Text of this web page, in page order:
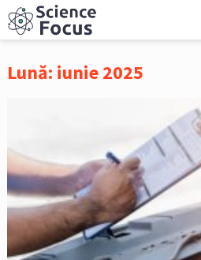
Lună: iunie 2025